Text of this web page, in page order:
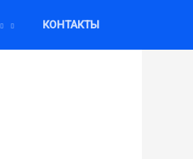
КОНТАКТЫ